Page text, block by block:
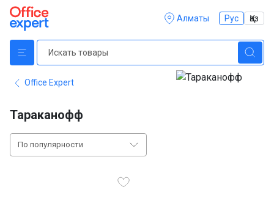
Алматы Рус Қаз
Office Expert
Тараканофф
По популярности